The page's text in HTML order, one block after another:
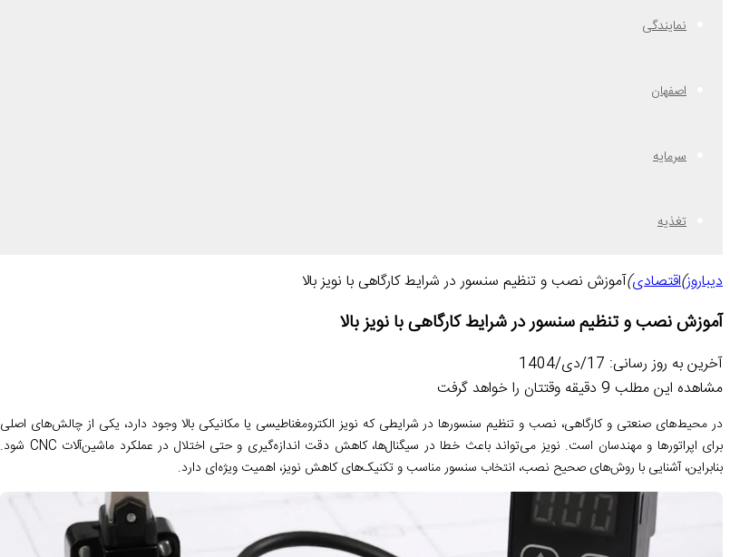
نمایندگی
اصفهان
سرمایه
تغذیه
دیباروز)اقتصادی)آموزش نصب و تنظیم سنسور در شرایط کارگاهی با نویز بالا
آموزش نصب و تنظیم سنسور در شرایط کارگاهی با نویز بالا
آخرین به روز رسانی: 17/دی/1404
مشاهده این مطلب 9 دقیقه وقتتان را خواهد گرفت
در محیط‌های صنعتی و کارگاهی، نصب و تنظیم سنسورها در شرایطی که نویز الکترومغناطیسی یا مکانیکی بالا وجود دارد، یکی از چالش‌های اصلی
برای اپراتورها و مهندسان است. نویز می‌تواند باعث خطا در سیگنال‌ها، کاهش دقت اندازه‌گیری و حتی اختلال در عملکرد ماشین‌آلات CNC شود.
بنابراین، آشنایی با روش‌های صحیح نصب، انتخاب سنسور مناسب و تکنیک‌های کاهش نویز، اهمیت ویژه‌ای دارد.